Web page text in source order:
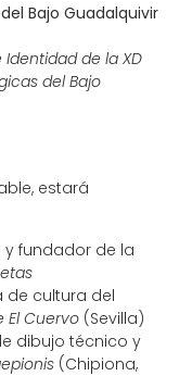
Bajo Guadalquivir
de la XD
del Bajo
estará
y fundador de la
de cultura del
El Cuervo(Sevilla)
dibujo técnico y
(Chipiona,